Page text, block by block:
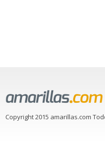
Copyright 2015 amarillas.com